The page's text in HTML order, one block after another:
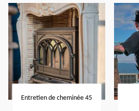
Entretien de cheminée 45